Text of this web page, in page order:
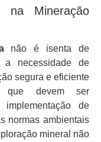
na Mineração
não é isenta de
a necessidade de
segura e eficiente
que devem ser
implementação de
normas ambientais
mineral não